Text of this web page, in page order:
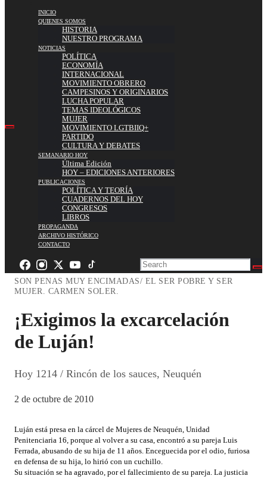
INICIO
QUIENES SOMOS
HISTORIA
NUESTRO PROGRAMA
NOTICIAS
POLÍTICA
ECONOMÍA
INTERNACIONAL
MOVIMIENTO OBRERO
CAMPESINOS Y ORIGINARIOS
LUCHA POPULAR
TEMAS IDEOLÓGICOS
MUJER
MOVIMIENTO LGTBIIQ+
PARTIDO
CULTURA Y DEBATES
SEMANARIO HOY
Última Edición
HOY – EDICIONES ANTERIORES
PUBLICACIONES
POLÍTICA Y TEORÍA
CUADERNOS DEL HOY
CONGRESOS
LIBROS
PROPAGANDA
ARCHIVO HISTÓRICO
CONTACTO
SON PENAS MUY ENCIMADAS/ EL SER POBRE Y SER
MUJER. CARMEN SOLER.
¡Exigimos la excarcelación
de Luján!
Hoy 1214 / Rincón de los sauces, Neuquén
2 de octubre de 2010
Luján está presa en la cárcel de Mujeres de Neuquén, Unidad
Penitenciaria 16, porque al volver a su casa, encontró a su pareja Luis
Ferrada, abusando de su hija de 11 años. Enceguecida por el odio, furiosa
en defensa de su hija, lo hirió con un cuchillo.
Su situación se ha agravado, por el fallecimiento de su pareja. La justicia